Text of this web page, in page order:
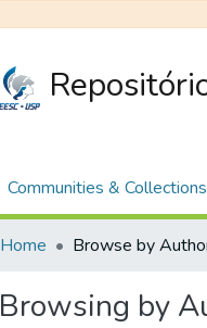
Communities & Collections
Home Browse by
Browsing by